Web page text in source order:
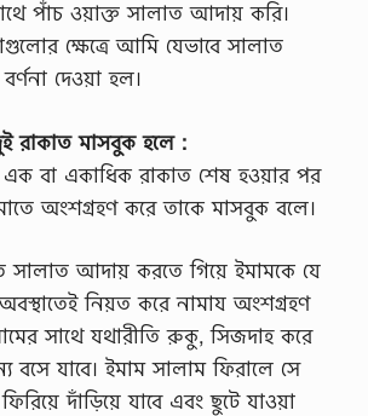
পাঁচ ওয়াক্ত সালাত আদায় করি।
ক্ষেত্রে আমি যেভাবে সালাত
দেওয়া হল।
রাকাত মাসবুক হলে :
এক বা একাধিক রাকাত শেষ হওয়ার পর
অংশগ্রহণ করে তাকে মাসবুক বলে।
সালাত আদায় করতে গিয়ে ইমামকে যে
নিয়ত করে নামায অংশগ্রহণ
সাথে যথারীতি রুকু, সিজদাহ করে
যাবে। ইমাম সালাম ফিরালে সে
দাঁড়িয়ে যাবে এবং ছুটে যাওয়া